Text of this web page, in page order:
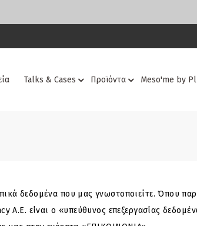
Talks & Cases Προϊόντα Meso'me by
δεδομένα που μας γνωστοποιείτε. Όπου
A.E. είναι ο «υπεύθυνος επεξεργασίας